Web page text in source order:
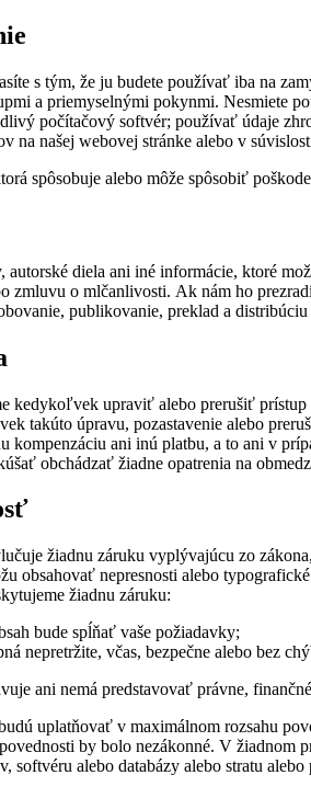
s tým, že ju budete používať iba na
a priemyselnými pokynmi. Nesmiete
počítačový softvér; používať údaje
na našej webovej stránke alebo v
spôsobuje alebo môže spôsobiť
autorské diela ani iné informácie, ktoré
zmluvu o mlčanlivosti. Ak nám ho
publikovanie, preklad a
kedykoľvek upraviť alebo prerušiť
takúto úpravu, pozastavenie alebo
ani inú platbu, a to ani v
obchádzať žiadne opatrenia na
žiadnu záruku vyplývajúcu zo
obsahovať nepresnosti alebo
žiadnu záruku:
bude spĺňať vaše požiadavky;
nepretržite, včas, bezpečne alebo bez
ani nemá predstavovať právne,
uplatňovať v maximálnom rozsahu
by bolo nezákonné. V žiadnom
softvéru alebo databázy alebo stratu